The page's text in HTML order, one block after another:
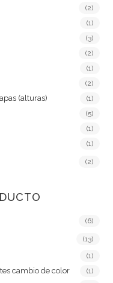
(2)
(1)
(3)
(2)
(1)
(2)
(alturas) (1)
(5)
(1)
(1)
(2)
(6)
(13)
(1)
cambio de color (1)